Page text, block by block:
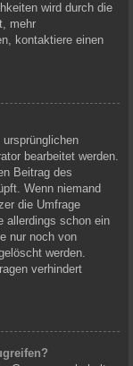
wird durch die
mehr
kontaktiere einen
bearbeitet werden.
Beitrag des
Wenn niemand
die Umfrage
allerdings schon ein
nur noch von
werden.
verhindert